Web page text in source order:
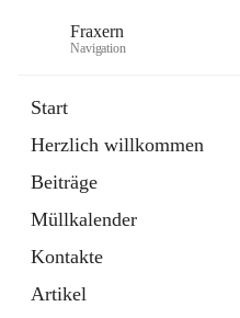
Fraxern
Navigation
Start
Herzlich willkommen
Beiträge
Müllkalender
Kontakte
Artikel
Ordner
in
Tab
Formulare
Artikel
öffnet
in
neuem
Tab